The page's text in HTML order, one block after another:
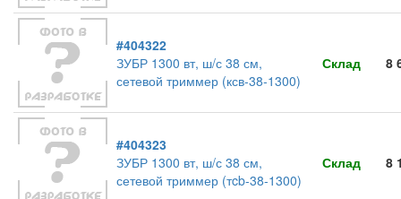
#404322
ЗУБР 1300 вт, ш/с 38 см,
сетевой триммер (ксв-38-1300)
Склад 8
#404323
ЗУБР 1300 вт, ш/с 38 см,
сетевой триммер (тcb-38-1300)
Склад 8